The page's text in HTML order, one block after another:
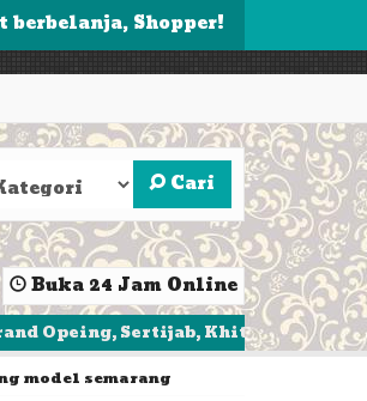
berbelanja, Shopper!
Cari
Buka 24 Jam Online
Sertijab, Khitanan, Ulang Tahun,
model semarang